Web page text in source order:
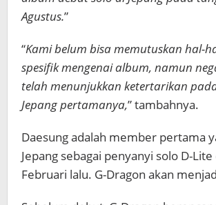
Agustus.”
“Kami belum bisa memutuskan hal-
spesifik mengenai album, namun
telah menunjukkan ketertarikan
Jepang pertamanya,” tambahnya.
Daesung adalah member pertama
Jepang sebagai penyanyi solo D-
Februari lalu. G-Dragon akan